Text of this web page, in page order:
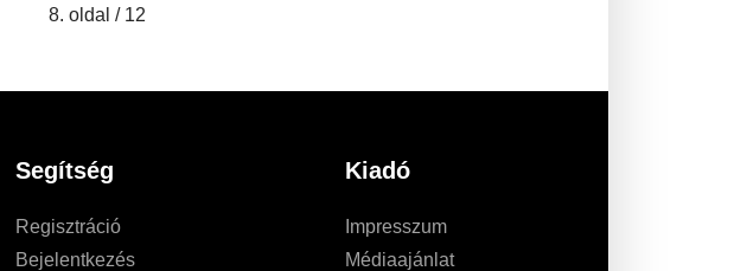
8. oldal / 12
Segítség
Regisztráció
Bejelentkezés
Kiadó
Impresszum
Médiaajánlat